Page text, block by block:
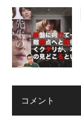
コメント